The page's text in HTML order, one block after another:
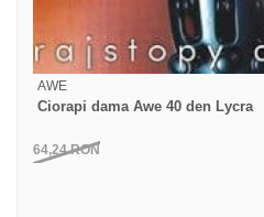
AWE
Ciorapi dama Awe 40 den Lycra
64,24RON